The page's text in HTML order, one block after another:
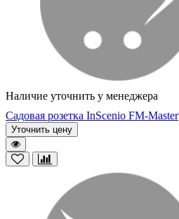
Наличие уточнить у менеджера
Садовая розетка InScenio FM-Master
Уточнить цену